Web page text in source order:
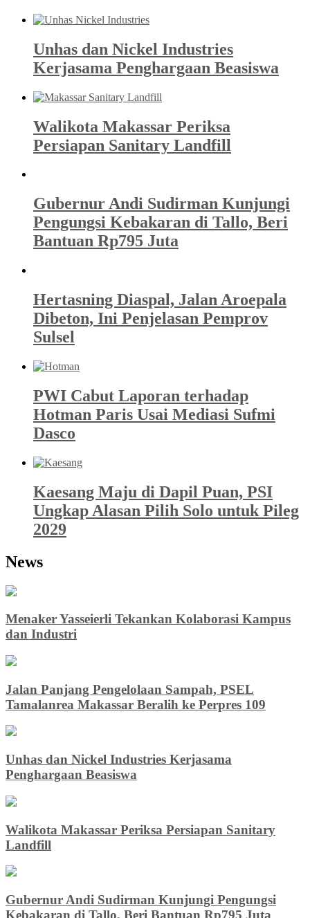
Unhas dan Nickel Industries
Kerjasama Penghargaan Beasiswa
Walikota Makassar Periksa
Persiapan Sanitary Landfill
Gubernur Andi Sudirman Kunjungi
Pengungsi Kebakaran di Tallo, Beri
Bantuan Rp795 Juta
Hertasning Diaspal, Jalan Aroepala
Dibeton, Ini Penjelasan Pemprov
Sulsel
PWI Cabut Laporan terhadap
Hotman Paris Usai Mediasi Sufmi
Dasco
Kaesang Maju di Dapil Puan, PSI
Ungkap Alasan Pilih Solo untuk Pileg
2029
News
Menaker Yasseierli Tekankan Kolaborasi Kampus
dan Industri
Jalan Panjang Pengelolaan Sampah, PSEL
Tamalanrea Makassar Beralih ke Perpres 109
Unhas dan Nickel Industries Kerjasama
Penghargaan Beasiswa
Walikota Makassar Periksa Persiapan Sanitary
Landfill
Gubernur Andi Sudirman Kunjungi Pengungsi
Kebakaran di Tallo, Beri Bantuan Rp795 Juta